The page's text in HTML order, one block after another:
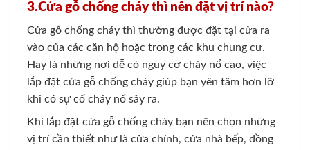
3.Cửa gỗ chống cháy thì nên đặt vị trí nào?
Cửa gỗ chống cháy thì thường được đặt tại cửa ra
vào của các căn hộ hoặc trong các khu chung cư.
Hay là những nơi dễ có nguy cơ cháy nổ cao, việc
lắp đặt cửa gỗ chống cháy giúp bạn yên tâm hơn lỡ
khi có sự cố cháy nổ sảy ra.
Khi lắp đặt cửa gỗ chống cháy bạn nên chọn những
vị trí cần thiết như là cửa chính, cửa nhà bếp, đồng